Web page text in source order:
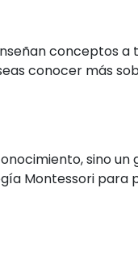
conceptos a
conocer más
sino un
Montessori para